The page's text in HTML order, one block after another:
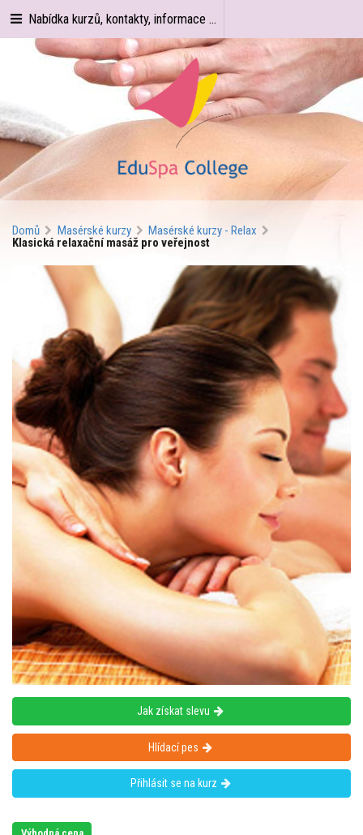
Nabídka kurzů, kontakty, informace ...
Domů Masérské kurzy
Masérské kurzy - Relax
Klasická relaxační masáž pro veřejnost
Jak získat slevu
Hlídací pes
Přihlásit se na kurz